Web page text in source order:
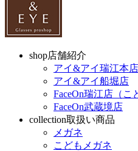
shop店舗紹介
アイ&アイ瑞江本店
アイ&アイ船堀店
FaceOn瑞江店（こ
FaceOn武蔵境店
collection取扱い商品
メガネ
こどもメガネ